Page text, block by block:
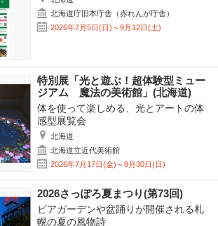
北海道庁旧本庁舎（赤れんが庁舎）
2026年7月5日(日)～9月12日(土)
特別展「光と遊ぶ！超体験型ミュー
ジアム 魔法の美術館」(北海道)
体を使って楽しめる、光とアートの体
感型展覧会
北海道
北海道立近代美術館
2026年7月17日(金)～8月30日(日)
2026さっぽろ夏まつり(第73回)
ビアガーデンや盆踊りが開催される札
幌の夏の風物詩